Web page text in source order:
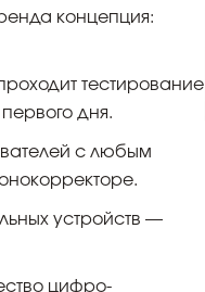
концепция:
тестирование
дня.
с любым
устройств —
цифро-